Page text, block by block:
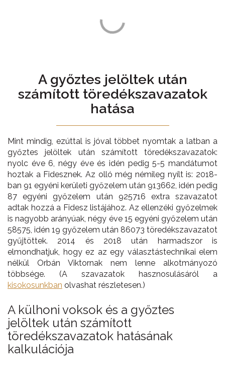
A győztes jelöltek után
számított töredékszavazatok
hatása
Mint mindig, ezúttal is jóval többet nyomtak a latban a
győztes jelöltek után számított töredékszavazatok:
nyolc éve 6, négy éve és idén pedig 5-5 mandátumot
hoztak a Fidesznek. Az olló még némileg nyílt is: 2018-
ban 91 egyéni kerületi győzelem után 913662, idén pedig
87 egyéni győzelem után 925716 extra szavazatot
adtak hozzá a Fidesz listájához. Az ellenzéki győzelmek
is nagyobb arányúak, négy éve 15 egyéni győzelem után
58575, idén 19 győzelem után 86073 töredékszavazatot
gyűjtöttek. 2014 és 2018 után harmadszor is
elmondhatjuk, hogy ez az egy választástechnikai elem
nélkül Orbán Viktornak nem lenne alkotmányozó
többsége. (A szavazatok hasznosulásáról a
kisokosunkban olvashat részletesen.)
A külhoni voksok és a győztes
jelöltek után számított
töredékszavazatok hatásának
kalkulációja